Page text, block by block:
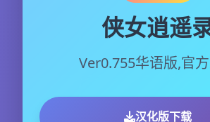
侠女逍遥
Ver0.755华语版,官
汉化版下载